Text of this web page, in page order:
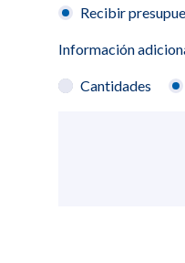
Recibir
Información
Cantidades